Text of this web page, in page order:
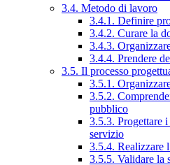
3.4. Metodo di lavoro
3.4.1. Definire
3.4.2. Curare la
3.4.3.
3.4.4. Prendere
3.5. Il processo
3.5.1.
3.5.2.
pubblico
3.5.3. Progettare i
servizio
3.5.4. Realizzare
3.5.5. Validare la